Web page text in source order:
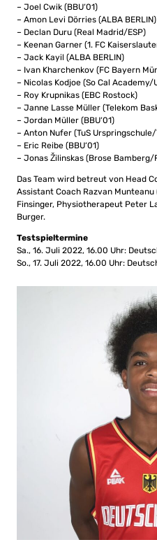
– Joel Cwik (BBU‘01)
– Amon Levi Dörries (ALBA BERLIN)
– Declan Duru (Real Madrid/ESP)
– Keenan Garner (1. FC
– Jack Kayil (ALBA BERLIN)
– Ivan Kharchenkov (FC Bayern
– Nicolas Kodjoe (So Cal Academy/
– Roy Krupnikas (EBC Rostock)
– Janne Lasse Müller (Telekom
– Jordan Müller (BBU‘01)
– Anton Nufer (TuS Urspringschule/
– Eric Reibe (BBU‘01)
– Jonas Žilinskas (Brose Bamberg/
Das Team wird betreut von Head
Assistant Coach Razvan
Finsinger, Physiotherapeut Peter
Burger.
Testspieltermine
Sa., 16. Juli 2022, 16.00 Uhr:
So., 17. Juli 2022, 16.00 Uhr: